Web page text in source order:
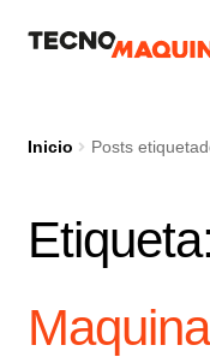
IrIr
Productos
Inicio Posts
Etiqueta: